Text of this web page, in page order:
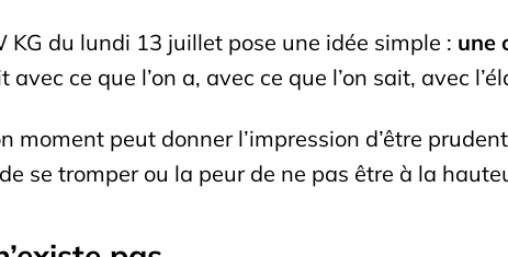
du lundi 13 juillet pose une idée simple : une
avec ce que l’on a, avec ce que l’on sait, avec
moment peut donner l’impression d’être
se tromper ou la peur de ne pas être à la